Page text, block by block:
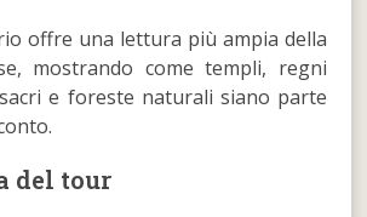
offre una lettura più ampia della
mostrando come templi, regni
e foreste naturali siano parte
del tour